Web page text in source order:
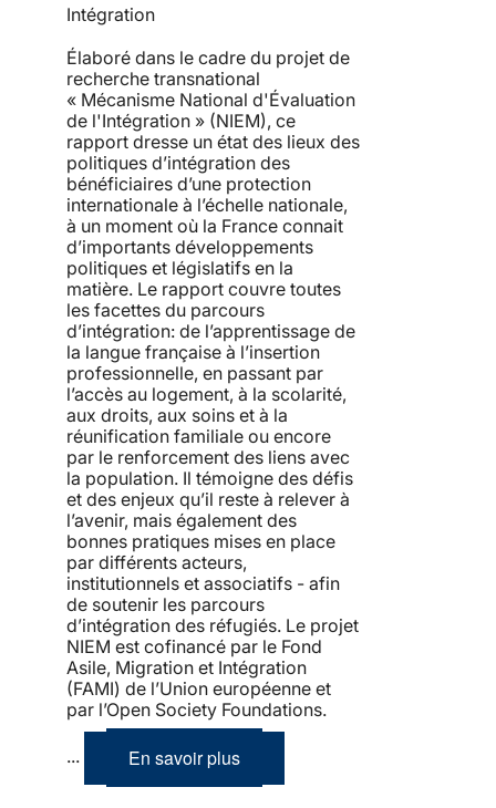
Intégration
Élaboré dans le cadre du projet de
recherche transnational
« Mécanisme National d'Évaluation
de l'Intégration » (NIEM), ce
rapport dresse un état des lieux des
politiques d’intégration des
bénéficiaires d’une protection
internationale à l’échelle nationale,
à un moment où la France connait
d’importants développements
politiques et législatifs en la
matière. Le rapport couvre toutes
les facettes du parcours
d’intégration: de l’apprentissage de
la langue française à l’insertion
professionnelle, en passant par
l’accès au logement, à la scolarité,
aux droits, aux soins et à la
réunification familiale ou encore
par le renforcement des liens avec
la population. Il témoigne des défis
et des enjeux qu’il reste à relever à
l’avenir, mais également des
bonnes pratiques mises en place
par différents acteurs,
institutionnels et associatifs - afin
de soutenir les parcours
d’intégration des réfugiés. Le projet
NIEM est cofinancé par le Fond
Asile, Migration et Intégration
(FAMI) de l’Union européenne et
par l’Open Society Foundations.
... En savoir plus